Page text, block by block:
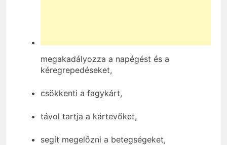
megakadályozza a napégést és a
kéregrepedéseket,
csökkenti a fagykárt,
távol tartja a kártevőket,
segít megelőzni a betegségeket,